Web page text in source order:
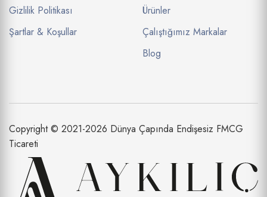
Gizlilik Politikası
Şartlar & Koşullar
Ürünler
Çalıştığımız Markalar
Blog
Copyright © 2021-2026 Dünya Çapında Endişesiz FMCG
Ticareti